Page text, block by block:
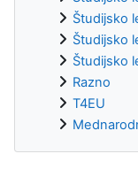
Študijsko
Študijsko
Študijsko
Razno
T4EU